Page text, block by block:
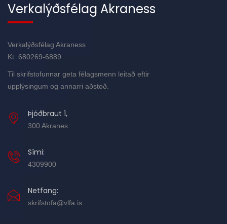
Verkalýðsfélag Akraness
Verkalýðsfélag Akraness
Kt. 680269-6889
Til skrifstofunnar geta félagsmenn leitað eftir
upplýsingum og annarri aðstoð.
Þjóðbraut 1,
300 Akranes
Sími:
4309900
Netfang:
skrifstofa@vlfa.is